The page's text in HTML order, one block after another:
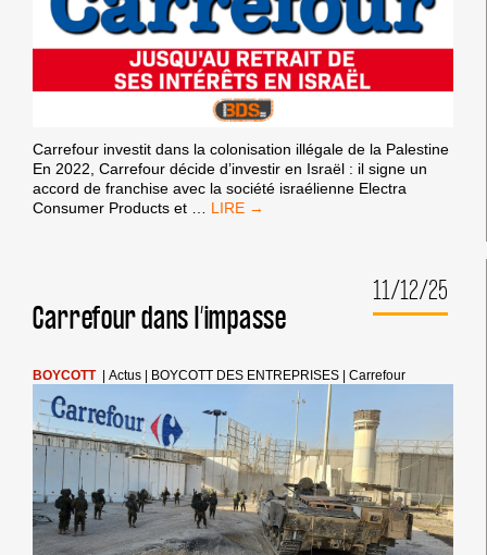
Carrefour investit dans la colonisation illégale de la Palestine
En 2022, Carrefour décide d’investir en Israël : il signe un
accord de franchise avec la société israélienne Electra
Consumer Products et … CARREFOUR
11/12/25
Carrefour dans l’impasse
BOYCOTT |Actus BOYCOTT DES ENTREPRISES |Carrefour